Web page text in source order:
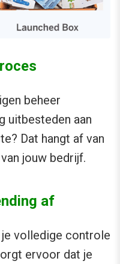
beheer
uitbesteden aan
Dat hangt af van
jouw bedrijf.
af
volledige controle
ervoor dat je